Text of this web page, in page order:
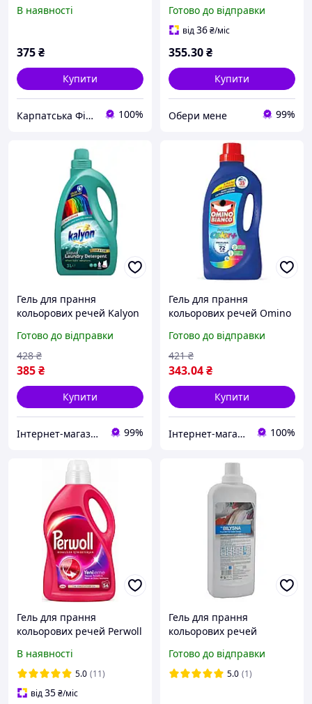
для догляду за
В наявності
375₴
Купити
Карпатська Фітокрамниця🌿 100%
1,52 л
Готово до відправки
від36₴/міс
355.30₴
Купити
Обери мене 99%
Гель для прання
кольорових речей Kalyon
3000 мл
Готово до відправки
385₴
428 ₴
Купити
Інтернет-магазин якісної побутової хімії "Lavaggi" 99%
Гель для прання
кольорових речей Omino
прань
Готово до відправки
343.04₴
421 ₴
Купити
Інтернет-магазин "Vi7" 100%
Гель для прання
кольорових речей Perwoll
В наявності
5.0 (11)
від35₴/міс
Гель для прання
кольорових речей
мл
Готово до відправки
5.0 (1)